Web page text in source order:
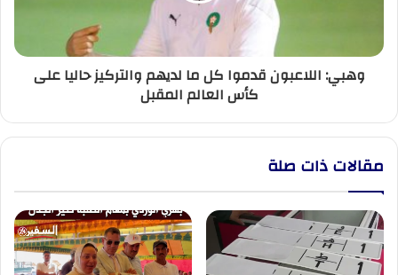
على
كأسوهبي: اللاعبون قدموا كل ما لديهم والتركيز حاليا على
كأس العالم المقبل
مقالات ذات صلة